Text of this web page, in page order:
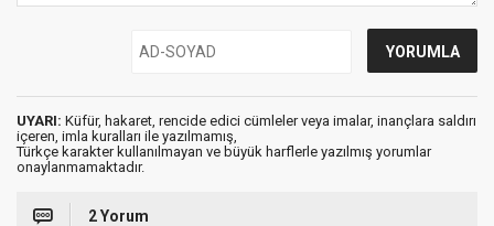
UYARI: Küfür, hakaret, rencide edici cümleler veya imalar, inançlara saldırı
içeren, imla kuralları ile yazılmamış,
Türkçe karakter kullanılmayan ve büyük harflerle yazılmış yorumlar
onaylanmamaktadır.
2 Yorum